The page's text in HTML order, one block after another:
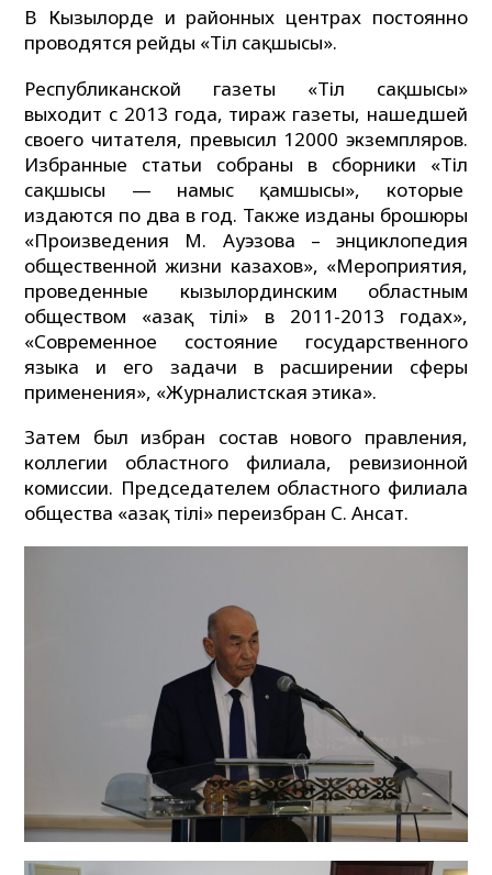
В Кызылорде и районных центрах постоянно
проводятся рейды «Тіл сақшысы».
Республиканской газеты «Тіл сақшысы»
выходит с 2013 года, тираж газеты, нашедшей
своего читателя, превысил 12000 экземпляров.
Избранные статьи собраны в сборники «Тіл
сақшысы — намыс қамшысы», которые
издаются по два в год. Также изданы брошюры
«Произведения М. Ауэзова – энциклопедия
общественной жизни казахов», «Мероприятия,
проведенные кызылординским областным
обществом «Қазақ тілі» в 2011-2013 годах»,
«Современное состояние государственного
языка и его задачи в расширении сферы
применения», «Журналистская этика».
Затем был избран состав нового правления,
коллегии областного филиала, ревизионной
комиссии. Председателем областного филиала
общества «Қазақ тілі» переизбран С. Ансат.